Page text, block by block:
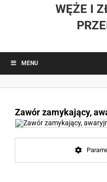
WĘŻE I
MENU
Zawór zamykający,